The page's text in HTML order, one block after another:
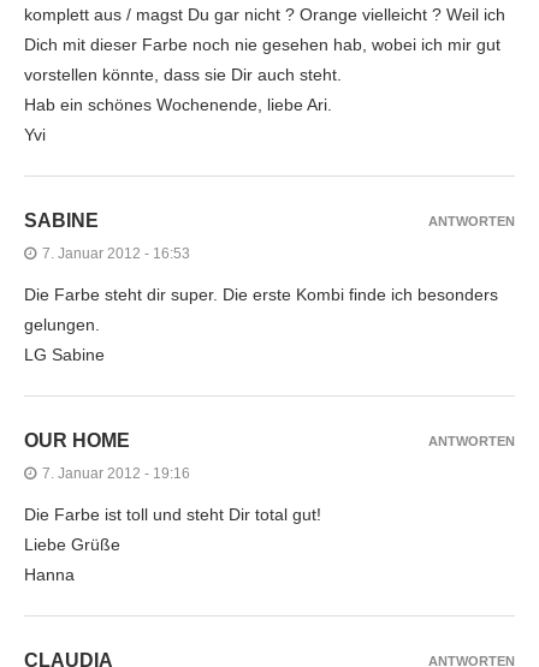
komplett aus / magst Du gar nicht ? Orange vielleicht ? Weil ich
Dich mit dieser Farbe noch nie gesehen hab, wobei ich mir gut
vorstellen könnte, dass sie Dir auch steht.
Hab ein schönes Wochenende, liebe Ari.
Yvi
SABINE
7. Januar 2012 - 16:53
Die Farbe steht dir super. Die erste Kombi finde ich besonders
gelungen.
LG Sabine
ANTWORTEN
OUR HOME
7. Januar 2012 - 19:16
Die Farbe ist toll und steht Dir total gut!
Liebe Grüße
Hanna
ANTWORTEN
CLAUDIA ANTWORTEN